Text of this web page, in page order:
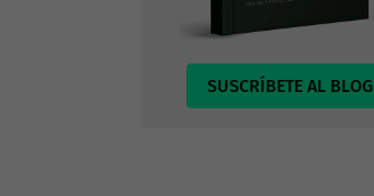
SUSCRÍBETE AL BLOG